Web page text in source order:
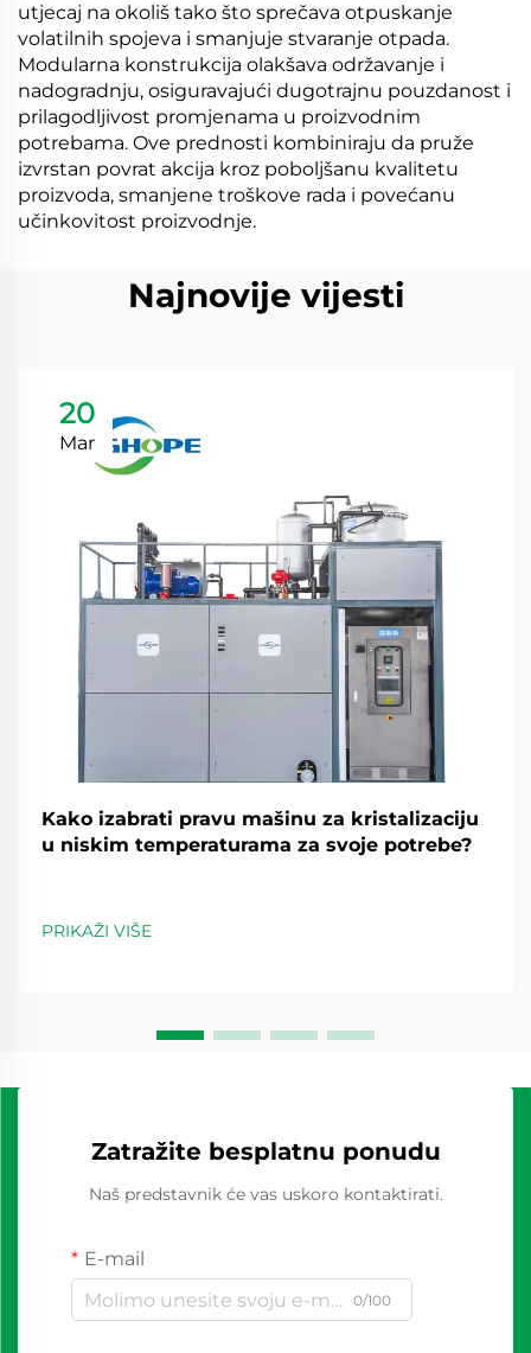
utjecaj na okoliš tako što sprečava otpuskanje
volatilnih spojeva i smanjuje stvaranje otpada.
Modularna konstrukcija olakšava održavanje i
nadogradnju, osiguravajući dugotrajnu pouzdanost i
prilagodljivost promjenama u proizvodnim
potrebama. Ove prednosti kombiniraju da pruže
izvrstan povrat akcija kroz poboljšanu kvalitetu
proizvoda, smanjene troškove rada i povećanu
učinkovitost proizvodnje.
Najnovije vijesti
20
Mar
Kako izabrati pravu mašinu za kristalizaciju
u niskim temperaturama za svoje potrebe?
PRIKAŽI VIŠE
Zatražite besplatnu ponudu
Naš predstavnik će vas uskoro kontaktirati.
E-mail
0/100